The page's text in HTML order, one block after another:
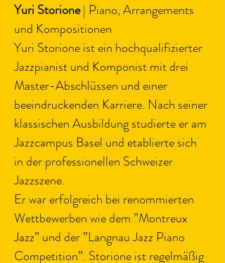
Yuri Storione | Piano, Arrangements
und Kompositionen
Yuri Storione ist ein hochqualifizierter
Jazzpianist und Komponist mit drei
Master-Abschlüssen und einer
beeindruckenden Karriere. Nach seiner
klassischen Ausbildung studierte er am
Jazzcampus Basel und etablierte sich
in der professionellen Schweizer
Jazzszene.
Er war erfolgreich bei renommierten
Wettbewerben wie dem ”Montreux
Jazz” und der ”Langnau Jazz Piano
Competition”. Storione ist regelmäßig